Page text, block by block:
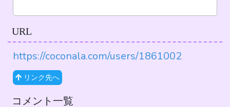
URL
https://coconala.com/users/1861002
リンク先へ
コメント一覧